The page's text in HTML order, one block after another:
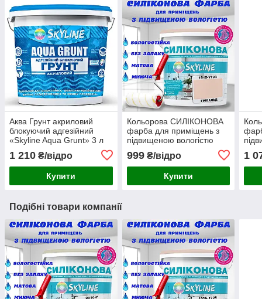
Аква Грунт акриловий
блокуючий адгезійний
«Skyline Aqua Grunt» 3 л
поверхонь)
1 210 ₴/відро
Купити
Кольорова СИЛІКОНОВА
фарба для приміщень з
підвищеною вологістю
матова емаль SkyLine
Грівальд 3 л
999₴/відро
Купити
1
Подібні товари компанії